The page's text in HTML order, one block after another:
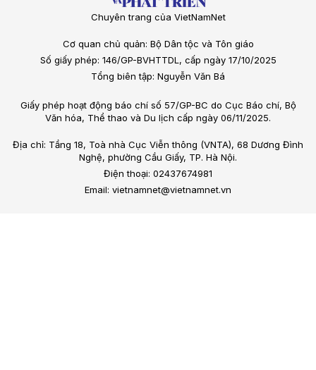
Chuyên trang của VietNamNet
Cơ quan chủ quản: Bộ Dân tộc và Tôn giáo
Số giấy phép: 146/GP-BVHTTDL, cấp ngày 17/10/2025
Tổng biên tập: Nguyễn Văn Bá
Giấy phép hoạt động báo chí số 57/GP-BC do Cục Báo chí, Bộ
Văn hóa, Thể thao và Du lịch cấp ngày 06/11/2025.
Địa chỉ: Tầng 18, Toà nhà Cục Viễn thông (VNTA), 68 Dương Đình
Nghệ, phường Cầu Giấy, TP. Hà Nội.
Điện thoại: 02437674981
Email: vietnamnet@vietnamnet.vn